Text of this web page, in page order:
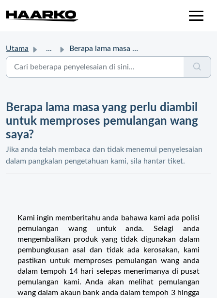
Utama ... Berapa lama masa yang perlu diambil untuk memproses pemul...
Berapa lama masa yang perlu diambil
untuk memproses pemulangan wang
saya?
Jika anda telah membaca dan tidak menemui penyelesaian
dalam pangkalan pengetahuan kami, sila hantar tiket.
Kami ingin memberitahu anda bahawa kami ada polisi
pemulangan wang untuk anda. Selagi anda
mengembalikan produk yang tidak digunakan dalam
pembungkusan asal dan tidak ada kerosakan, kami
pastikan untuk memproses pemulangan wang anda
dalam tempoh 14 hari selepas menerimanya di pusat
pemulangan kami. Anda akan melihat pemulangan
wang dalam akaun bank anda dalam tempoh 3 hingga